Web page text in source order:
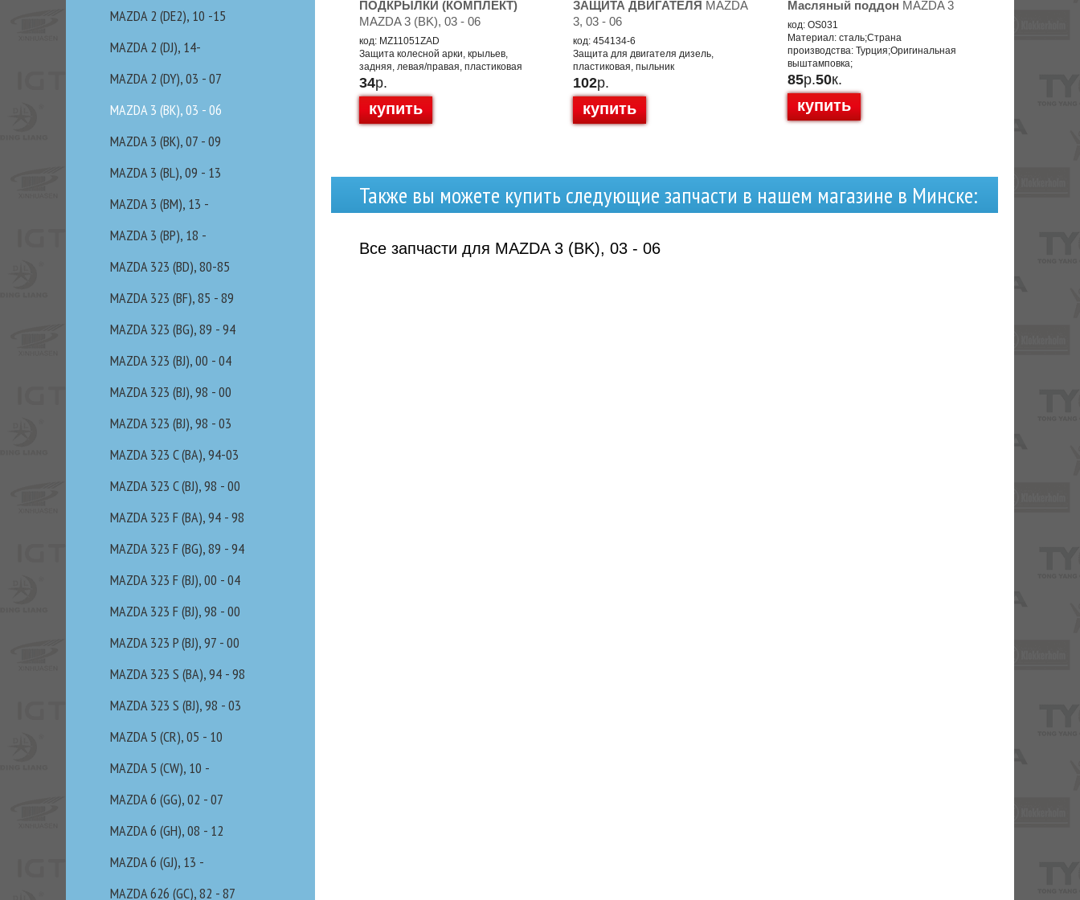
MAZDA 2 (DE2), 10 -15
MAZDA 2 (DJ), 14-
MAZDA 2 (DY), 03 - 07
MAZDA 3 (BK), 03 - 06
MAZDA 3 (BK), 07 - 09
MAZDA 3 (BL), 09 - 13
MAZDA 3 (BM), 13 -
MAZDA 3 (BP), 18 -
MAZDA 323 (BD), 80-85
MAZDA 323 (BF), 85 - 89
MAZDA 323 (BG), 89 - 94
MAZDA 323 (BJ), 00 - 04
MAZDA 323 (BJ), 98 - 00
MAZDA 323 (BJ), 98 - 03
MAZDA 323 C (BA), 94-03
MAZDA 323 C (BJ), 98 - 00
MAZDA 323 F (BA), 94 - 98
MAZDA 323 F (BG), 89 - 94
MAZDA 323 F (BJ), 00 - 04
MAZDA 323 F (BJ), 98 - 00
MAZDA 323 P (BJ), 97 - 00
MAZDA 323 S (BA), 94 - 98
MAZDA 323 S (BJ), 98 - 03
MAZDA 5 (CR), 05 - 10
MAZDA 5 (CW), 10 -
MAZDA 6 (GG), 02 - 07
MAZDA 6 (GH), 08 - 12
MAZDA 6 (GJ), 13 -
MAZDA 626 (GC), 82 - 87
ПОДКРЫЛКИ (КОМПЛЕКТ)
MAZDA 3 (BK), 03 - 06
код: MZ11051ZAD
Защита колесной арки, крыльев,
задняя, левая/правая, пластиковая
34р.
купить
ЗАЩИТА ДВИГАТЕЛЯ MAZDA
3, 03 - 06
код: 454134-6
Защита для двигателя дизель,
пластиковая, пыльник
102р.
купить
Масляный поддон MAZDA 3
код: OS031
Материал: сталь;Страна
производства: Турция;Оригинальная
выштамповка;
85р.50к.
купить
Также вы можете купить следующие запчасти в нашем магазине в Минске:
Все запчасти для MAZDA 3 (BK), 03 - 06